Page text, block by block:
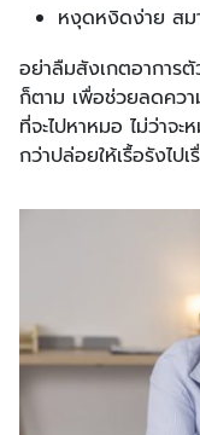
หงุดหงิดง่าย สม
อย่าลืมสังเกตอาการตั
ก็ตาม เพื่อช่วยลดควา
ที่จะไปหาหมอ ไม่ว่าจ
กว่าปล่อยให้เรื้อรังไป